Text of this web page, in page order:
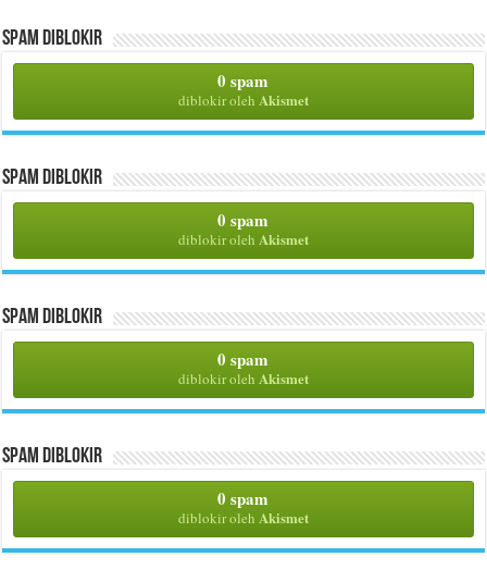
Spam Diblokir
0 spam
diblokir oleh Akismet
Spam Diblokir
0 spam
diblokir oleh Akismet
Spam Diblokir
0 spam
diblokir oleh Akismet
Spam Diblokir
0 spam
diblokir oleh Akismet